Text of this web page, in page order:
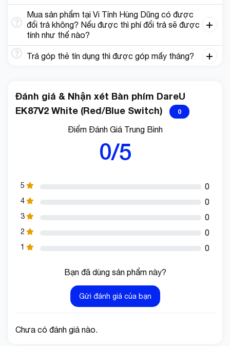
Mua sản phẩm tại Vi Tính Hùng Dũng có được
đổi trả không? Nếu được thì phí đổi trả sẽ được
tính như thế nào?
Trả góp thẻ tín dụng thì được góp mấy tháng?
Đánh giá & Nhận xét Bàn phím DareU
EK87V2 White (Red/Blue Switch)
0
Điểm Đánh Giá Trung Bình
0/5
5 0
4 0
3 0
2 0
1 0
Bạn đã dùng sản phẩm này?
Gửi đánh giá của bạn
Chưa có đánh giá nào.